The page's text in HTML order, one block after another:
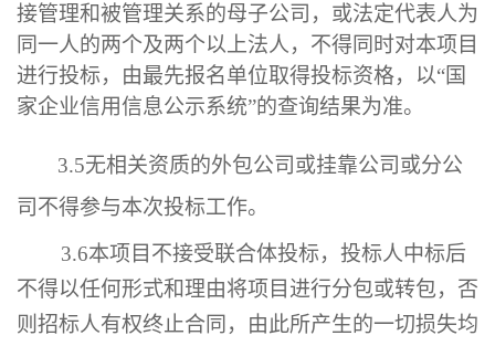
接管理和被管理关系的母子公司，或法定代表人为
同一人的两个及两个以上法人，不得同时对本项目
进行投标，由最先报名单位取得投标资格，以“国
家企业信用信息公示系统”的查询结果为准。
3.5无相关资质的外包公司或挂靠公司或分公
司不得参与本次投标工作。
3.6本项目不接受联合体投标，投标人中标后
不得以任何形式和理由将项目进行分包或转包，否
则招标人有权终止合同，由此所产生的一切损失均